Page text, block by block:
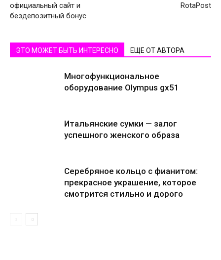
официальный сайт и
бездепозитный бонус
RotaPost
ЭТО МОЖЕТ БЫТЬ ИНТЕРЕСНО ЕЩЕ ОТ АВТОРА
Многофункциональное
оборудование Olympus gx51
Итальянские сумки — залог
успешного женского образа
Серебряное кольцо с фианитом:
прекрасное украшение, которое
смотрится стильно и дорого